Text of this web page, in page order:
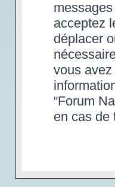
acceptez
déplacer
vous
“Forum
en cas de